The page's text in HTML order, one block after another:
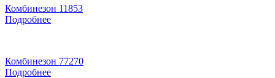
Комбинезон 11853
Подробнее
Комбинезон 77270
Подробнее